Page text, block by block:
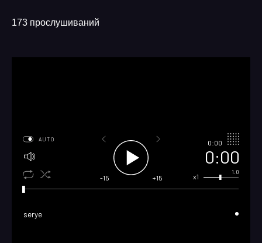
173 прослушиваний
0:00
0:00
1.0
x1
-15 +15
AUTO
serye